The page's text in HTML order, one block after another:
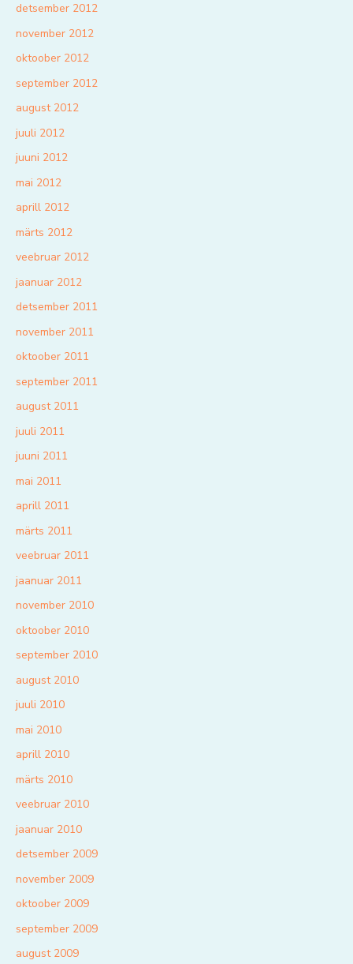
detsember 2012
november 2012
oktoober 2012
september 2012
august 2012
juuli 2012
juuni 2012
mai 2012
aprill 2012
märts 2012
veebruar 2012
jaanuar 2012
detsember 2011
november 2011
oktoober 2011
september 2011
august 2011
juuli 2011
juuni 2011
mai 2011
aprill 2011
märts 2011
veebruar 2011
jaanuar 2011
november 2010
oktoober 2010
september 2010
august 2010
juuli 2010
mai 2010
aprill 2010
märts 2010
veebruar 2010
jaanuar 2010
detsember 2009
november 2009
oktoober 2009
september 2009
august 2009